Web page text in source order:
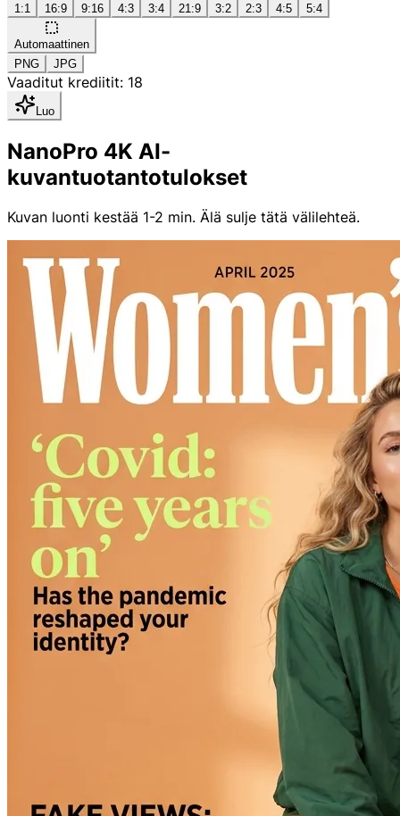
1:1 16:9 9:16 4:3 3:4 21:9 3:2 2:3 4:5 5:4
Automaattinen
PNG
JPG
Vaaditut krediitit: 18
Luo
NanoPro 4K AI-
kuvantuotantotulokset
Kuvan luonti kestää 1-2 min. Älä sulje tätä välilehteä.